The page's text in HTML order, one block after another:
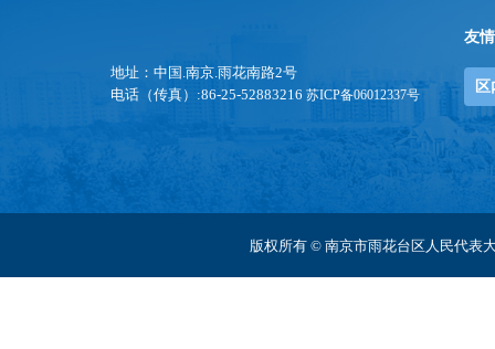
地址：中国.南京.雨花南路2号
电话（传真）:86-25-52883216 苏ICP备06012337号
友
版权所有 © 南京市雨花台区人民代表